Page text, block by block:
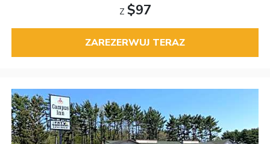
Z $97
ZAREZERWUJ TERAZ